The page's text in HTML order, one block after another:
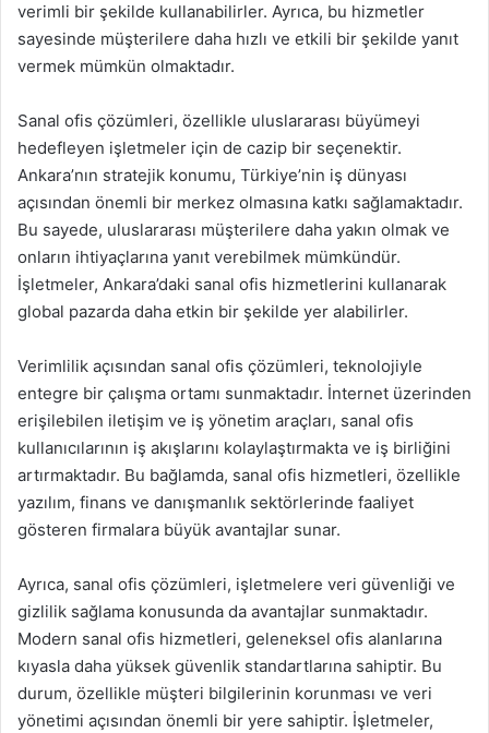
verimli bir şekilde kullanabilirler. Ayrıca, bu hizmetler
sayesinde müşterilere daha hızlı ve etkili bir şekilde yanıt
vermek mümkün olmaktadır.
Sanal ofis çözümleri, özellikle uluslararası büyümeyi
hedefleyen işletmeler için de cazip bir seçenektir.
Ankara’nın stratejik konumu, Türkiye’nin iş dünyası
açısından önemli bir merkez olmasına katkı sağlamaktadır.
Bu sayede, uluslararası müşterilere daha yakın olmak ve
onların ihtiyaçlarına yanıt verebilmek mümkündür.
İşletmeler, Ankara’daki sanal ofis hizmetlerini kullanarak
global pazarda daha etkin bir şekilde yer alabilirler.
Verimlilik açısından sanal ofis çözümleri, teknolojiyle
entegre bir çalışma ortamı sunmaktadır. İnternet üzerinden
erişilebilen iletişim ve iş yönetim araçları, sanal ofis
kullanıcılarının iş akışlarını kolaylaştırmakta ve iş birliğini
artırmaktadır. Bu bağlamda, sanal ofis hizmetleri, özellikle
yazılım, finans ve danışmanlık sektörlerinde faaliyet
gösteren firmalara büyük avantajlar sunar.
Ayrıca, sanal ofis çözümleri, işletmelere veri güvenliği ve
gizlilik sağlama konusunda da avantajlar sunmaktadır.
Modern sanal ofis hizmetleri, geleneksel ofis alanlarına
kıyasla daha yüksek güvenlik standartlarına sahiptir. Bu
durum, özellikle müşteri bilgilerinin korunması ve veri
yönetimi açısından önemli bir yere sahiptir. İşletmeler,